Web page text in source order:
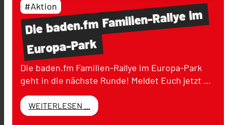
Diebaden.fmFamilien-Rallyeim
Europa-Park
#Aktion
Die baden.fm Familien-Rallye im Europa-Park
geht in die nächste Runde! Meldet Euch jetzt …
WEITERLESEN ...